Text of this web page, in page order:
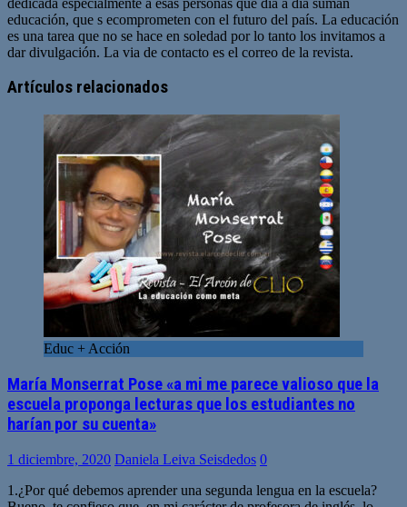
educación, que s ecomprometen con el futuro del país. La educación
es una tarea que no se hace en soledad por lo tanto los invitamos a
dar divulgación. La via de contacto es el correo de la revista.
web
Artículos relacionados
Educ + Acción
María Monserrat Pose «a mi me parece valioso que la
escuela proponga lecturas que los estudiantes no
harían por su cuenta»
1 diciembre, 2020 Daniela Leiva Seisdedos 0
1.¿Por qué debemos aprender una segunda lengua en la escuela?